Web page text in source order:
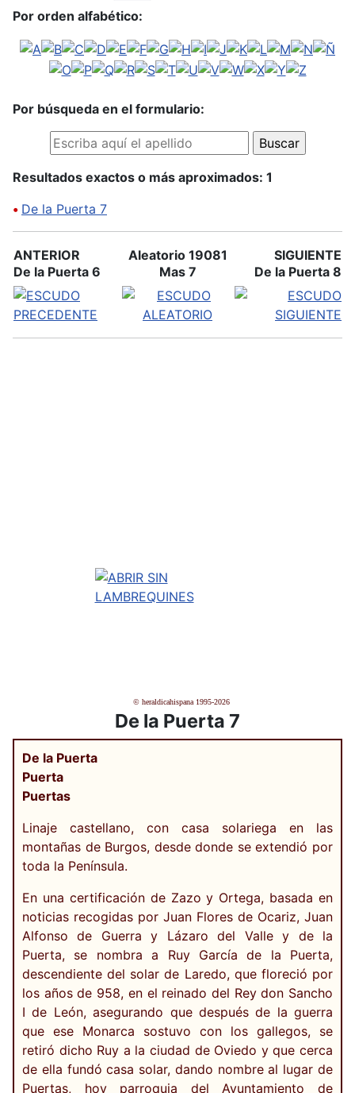
Por orden alfabético:
Por búsqueda en el formulario:
Resultados exactos o más aproximados: 1
• De la Puerta 7
ANTERIOR
De la Puerta 6
Aleatorio 19081
Mas 7
SIGUIENTE
De la Puerta 8
© heraldicahispana 1995-2026
De la Puerta 7
De la Puerta
Puerta
Puertas
Linaje castellano, con casa solariega en las
montañas de Burgos, desde donde se extendió por
toda la Península.
En una certificación de Zazo y Ortega, basada en
noticias recogidas por Juan Flores de Ocariz, Juan
Alfonso de Guerra y Lázaro del Valle y de la
Puerta, se nombra a Ruy García de la Puerta,
descendiente del solar de Laredo, que floreció por
los años de 958, en el reinado del Rey don Sancho
I de León, asegurando que después de la guerra
que ese Monarca sostuvo con los gallegos, se
retiró dicho Ruy a la ciudad de Oviedo y que cerca
de ella fundó casa solar, dando nombre al lugar de
Puertas, hoy parroquia del Ayuntamiento de